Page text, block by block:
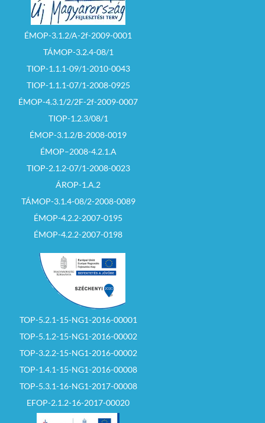
ÉMOP-3.1.2/A-2f-2009-0001
TÁMOP-3.2.4-08/1
TIOP-1.1.1-09/1-2010-0043
TIOP-1.1.1-07/1-2008-0925
ÉMOP-4.3.1/2/2F-2f-2009-0007
TIOP-1.2.3/08/1
ÉMOP-3.1.2/B-2008-0019
ÉMOP–2008-4.2.1.A
TIOP-2.1.2-07/1-2008-0023
ÁROP-1.A.2
TÁMOP-3.1.4-08/2-2008-0089
ÉMOP-4.2.2-2007-0195
ÉMOP-4.2.2-2007-0198
TOP-5.2.1-15-NG1-2016-00001
TOP-5.1.2-15-NG1-2016-00002
TOP-3.2.2-15-NG1-2016-00002
TOP-1.4.1-15-NG1-2016-00008
TOP-5.3.1-16-NG1-2017-00008
EFOP-2.1.2-16-2017-00020